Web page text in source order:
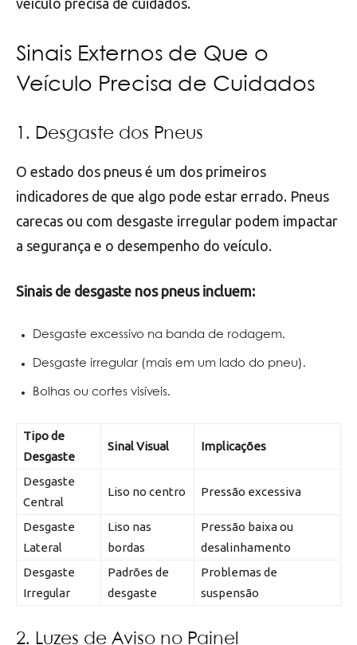
Sinais Externos de Que o
Veículo Precisa de Cuidados
1. Desgaste dos Pneus
O estado dos pneus é um dos primeiros
indicadores de que algo pode estar errado. Pneus
carecas ou com desgaste irregular podem impactar
a segurança e o desempenho do veículo.
Sinais de desgaste nos pneus incluem:
Desgaste excessivo na banda de rodagem.
Desgaste irregular (mais em um lado do pneu).
Bolhas ou cortes visíveis.
Tipo de
Desgaste
Sinal Visual Implicações
Desgaste
Central
Liso no centro Pressão excessiva
Desgaste
Lateral
Liso nas
bordas
Pressão baixa ou
desalinhamento
Desgaste
Irregular
Padrões de
desgaste
Problemas de
suspensão
2. Luzes de Aviso no Painel